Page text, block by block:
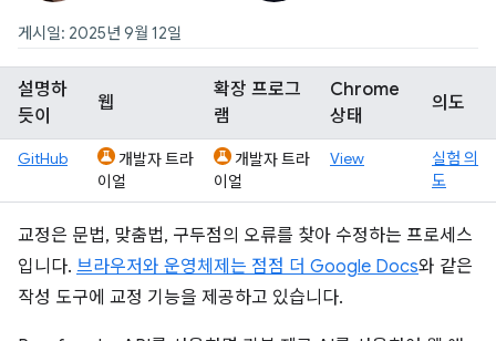
게시일: 2025년 9월 12일
설명하
듯이
웹
확장 프로그
램
Chrome
상태
의도
GitHub
개발자 트라
이얼
개발자 트라
이얼
View
실험 의
도
교정은 문법, 맞춤법, 구두점의 오류를 찾아 수정하는 프로세스
입니다. 브라우저와 운영체제는 점점 더 Google Docs와 같은
작성 도구에 교정 기능을 제공하고 있습니다.